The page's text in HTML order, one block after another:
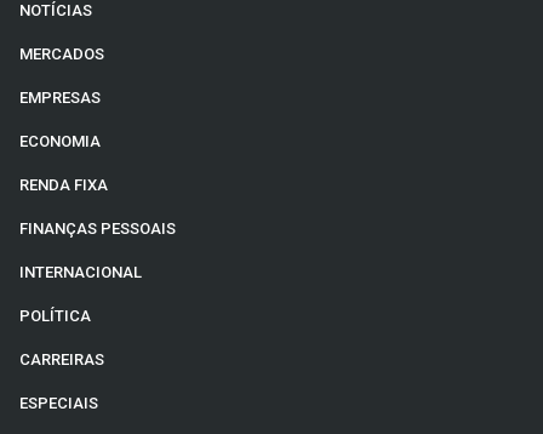
NOTÍCIAS
MERCADOS
EMPRESAS
ECONOMIA
RENDA FIXA
FINANÇAS PESSOAIS
INTERNACIONAL
POLÍTICA
CARREIRAS
ESPECIAIS